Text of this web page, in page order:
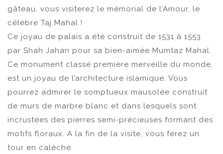
gâteau, vous visiterez le mémorial de l’Amour, le
célèbre Taj Mahal !
Ce joyau de palais a été construit de 1531 à 1553
par Shah Jahan pour sa bien-aimée Mumtaz Mahal.
Ce monument classé première merveille du monde,
est un joyau de l’architecture islamique. Vous
pourrez admirer le somptueux mausolée construit
de murs de marbre blanc et dans lesquels sont
incrustées des pierres semi-précieuses formant des
motifs floraux. A la fin de la visite, vous ferez un
tour en calèche.